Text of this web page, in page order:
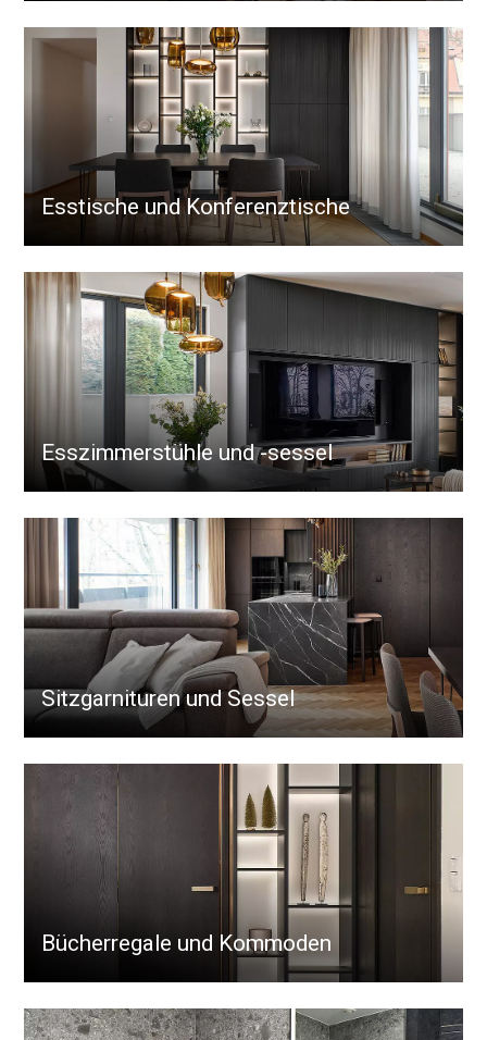
Esstische und Konferenztische
Esszimmerstühle und -sessel
Sitzgarnituren und Sessel
Bücherregale und Kommoden